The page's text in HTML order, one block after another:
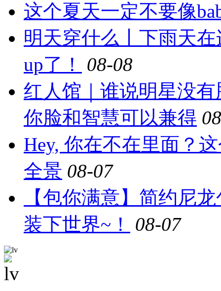
这个夏天一定不要像
明天穿什么丨下雨天
up了！
08-08
红人馆｜谁说明星没
你脸和智慧可以兼得
Hey, 你在不在里面？
全景 08-07
【包你满意】简约尼
装下世界~！
08-07